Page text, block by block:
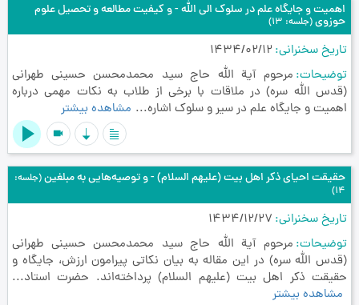
اهمیت و جایگاه علم در سلوک الی الله - و کیفیت مطالعه و تحصیل علوم
حوزوی(جلسه: 13)
videocam
تاریخ سخنرانی 1434/02/12
توضیحات مرحوم آیة الله حاج سید محمدمحسن حسینی طهرانی
(قدس الله سره) در ملاقات با برخی از طلاب به نکات مهمی درباره
اهمیت و جایگاه علم در سیر و سلوک اشاره... مشاهده بیشتر
حقیقت احیای ذکر اهل بیت (علیهم السلام) - و توصیه‌هایی به مبلغین(جلسه:
14)
تاریخ سخنرانی 1434/12/27
توضیحات مرحوم آیة الله حاج سید محمدمحسن حسینی طهرانی
(قدس الله سره) در این مقاله به بیان نکاتی پیرامون ارزش، جایگاه و
حقیقت ذکر اهل بیت (علیهم السلام) پرداخته‌اند. حضرت استاد...
مشاهده بیشتر